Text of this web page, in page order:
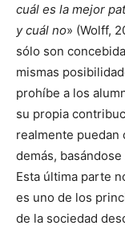
cuál es la mejor
y cuál no» (Wolff,
sólo son
mismas
prohíbe a los
su propia
realmente puedan
demás,
Esta última parte
es uno de los
de la sociedad